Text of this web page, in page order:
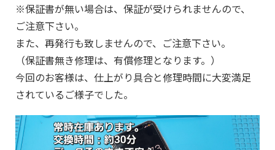
※保証書が無い場合は、保証が受けられませんので、
ご注意下さい。
また、再発行も致しませんので、ご注意下さい。
（保証書無き修理は、有償修理となります。）
今回のお客様は、仕上がり具合と修理時間に大変満足
されているご様子でした。